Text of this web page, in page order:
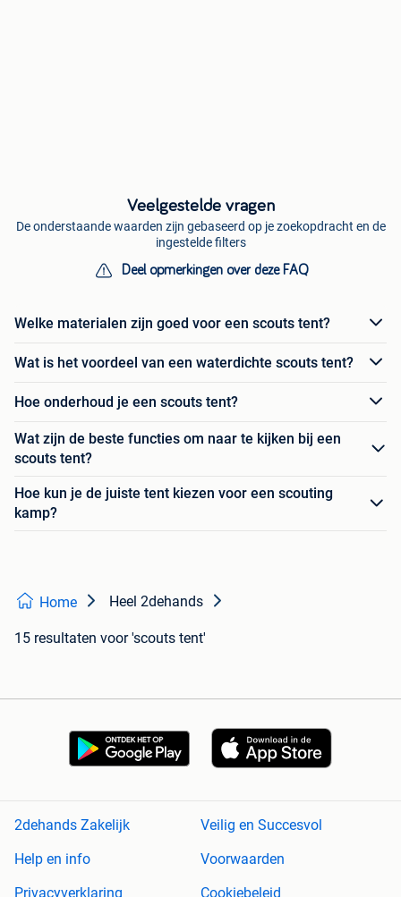
Veelgestelde vragen
De onderstaande waarden zijn gebaseerd op je zoekopdracht en de
ingestelde filters
Deel opmerkingen over deze FAQ
Welke materialen zijn goed voor een scouts tent?
Wat is het voordeel van een waterdichte scouts tent?
Hoe onderhoud je een scouts tent?
Wat zijn de beste functies om naar te kijken bij een
scouts tent?
Hoe kun je de juiste tent kiezen voor een scouting
kamp?
Home Heel 2dehands
15 resultaten voor 'scouts tent'
2dehands Zakelijk
Veilig en Succesvol
Help en info
Voorwaarden
Privacyverklaring
Cookiebeleid